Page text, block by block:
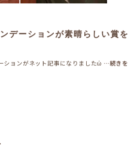
デーションが素晴らしい賞を
ションがネット記事になりましたὠ …続きを